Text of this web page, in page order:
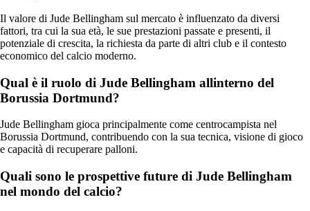
Il valore di Jude Bellingham sul mercato è influenzato da diversi
fattori, tra cui la sua età, le sue prestazioni passate e presenti, il
potenziale di crescita, la richiesta da parte di altri club e il contesto
economico del calcio moderno.
Qual è il ruolo di Jude Bellingham allinterno del
Borussia Dortmund?
Jude Bellingham gioca principalmente come centrocampista nel
Borussia Dortmund, contribuendo con la sua tecnica, visione di gioco
e capacità di recuperare palloni.
Quali sono le prospettive future di Jude Bellingham
nel mondo del calcio?